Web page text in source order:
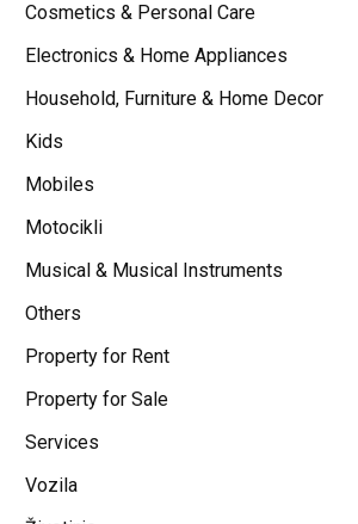
Cosmetics & Personal Care
Electronics & Home Appliances
Household, Furniture & Home Decor
Kids
Mobiles
Motocikli
Musical & Musical Instruments
Others
Property for Rent
Property for Sale
Services
Vozila